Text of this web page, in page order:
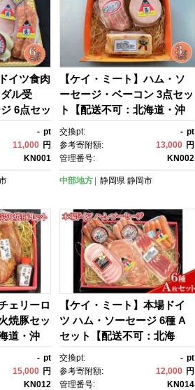
イツ食肉
ル受
6点セッ
道・沖
- pt
11,000 円
KN001
【ケイ・ミート】ハム・ソ
ーセージ・ベーコン 3点セッ
ト【配送不可：北海道・沖
縄・離島】◆
交換pt: - pt
参考寄附額:
13,000 円
管理番号:
KN002
中部地方 静岡県 静岡市
ェリーロ
焼豚セッ
道・沖
- pt
15,000 円
KN012
【ケイ・ミート】本場ドイ
ツ ハム・ソーセージ 6種 A
セット【配送不可：北海
道・沖縄・離島】◆
交換pt: - pt
参考寄附額:
12,000 円
管理番号:
KN014